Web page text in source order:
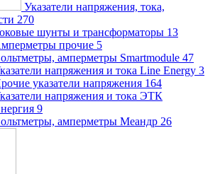
Указатели напряжения, тока,
270
шунты и трансформаторы 13
прочие 5
амперметры Smartmodule 47
напряжения и тока Line Energy 3
указатели напряжения 164
напряжения и тока ЭТК
9
амперметры Меандр 26